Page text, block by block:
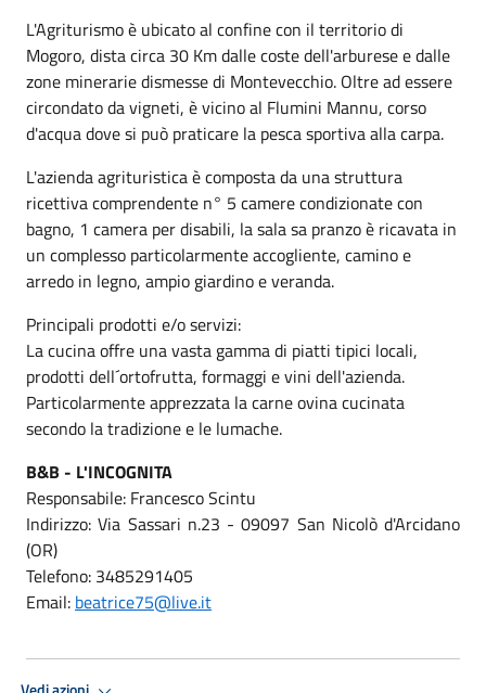
L'Agriturismo è ubicato al confine con il territorio di
Mogoro, dista circa 30 Km dalle coste dell'arburese e dalle
zone minerarie dismesse di Montevecchio. Oltre ad essere
circondato da vigneti, è vicino al Flumini Mannu, corso
d'acqua dove si può praticare la pesca sportiva alla carpa.
L'azienda agrituristica è composta da una struttura
ricettiva comprendente n° 5 camere condizionate con
bagno, 1 camera per disabili, la sala sa pranzo è ricavata in
un complesso particolarmente accogliente, camino e
arredo in legno, ampio giardino e veranda.
Principali prodotti e/o servizi:
La cucina offre una vasta gamma di piatti tipici locali,
prodotti dell´ortofrutta, formaggi e vini dell'azienda.
Particolarmente apprezzata la carne ovina cucinata
secondo la tradizione e le lumache.
B&B - L'INCOGNITA
Responsabile: Francesco Scintu
Indirizzo: Via Sassari n.23 - 09097 San Nicolò d'Arcidano
(OR)
Telefono: 3485291405
Email: beatrice75@live.it